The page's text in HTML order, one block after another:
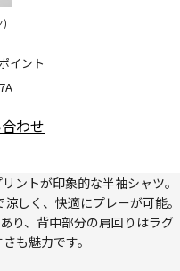
イント
)
わせ
ントが印象的な半袖シャツ。
しく、快適にプレーが可能。
り、背中部分の肩回りはラグ
も魅力です。